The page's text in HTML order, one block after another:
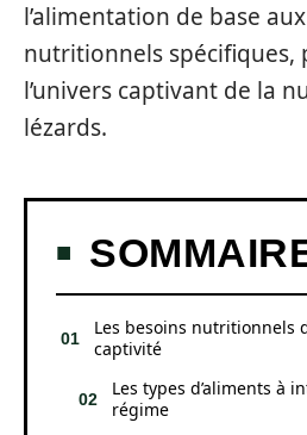
l’alimentation de base
nutritionnels spécifiques,
l’univers captivant de la
lézards.
Les besoins nutritionnels
captivité
Les types d’aliments à
régime